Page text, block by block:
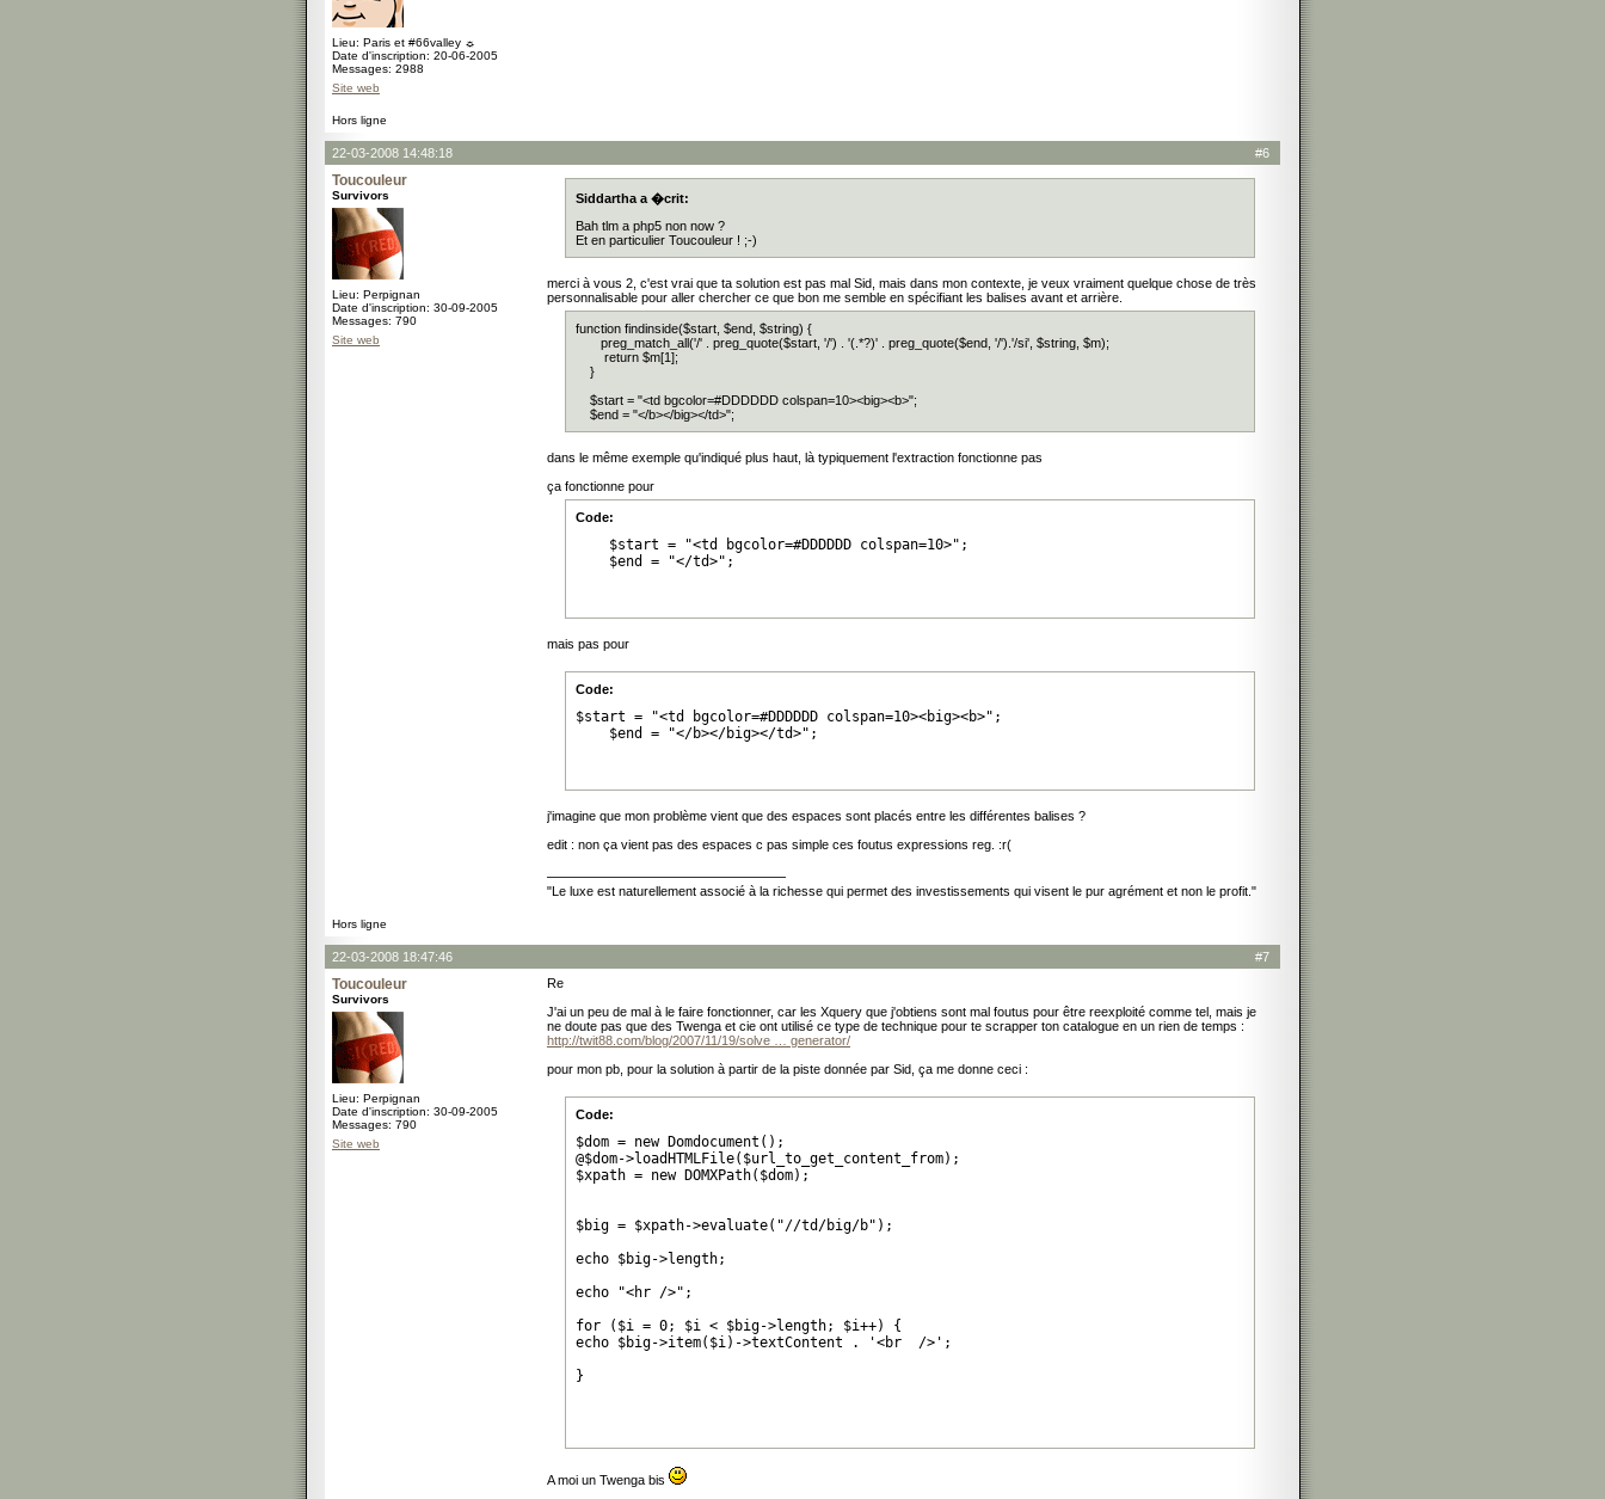
Lieu: Paris et #66valley ☼
Date d'inscription: 20-06-2005
Messages: 2988
Site web
Hors ligne
#6
22-03-2008 14:48:18
Toucouleur
Survivors
Lieu: Perpignan
Date d'inscription: 30-09-2005
Messages: 790
Site web
Siddartha a �crit:
Bah tlm a php5 non now ?
Et en particulier Toucouleur ! ;-)
merci à vous 2, c'est vrai que ta solution est pas mal Sid, mais dans mon contexte, je veux vraiment quelque chose de très
personnalisable pour aller chercher ce que bon me semble en spécifiant les balises avant et arrière.
function findinside($start, $end, $string) {
preg_match_all('/' . preg_quote($start, '/') . '(.*?)' . preg_quote($end, '/').'/si', $string, $m);
return $m[1];
}
$start = "<td bgcolor=#DDDDDD colspan=10><big><b>";
$end = "</b></big></td>";
dans le même exemple qu'indiqué plus haut, là typiquement l'extraction fonctionne pas
ça fonctionne pour
Code:
    $start = "<td bgcolor=#DDDDDD colspan=10>";
    $end = "</td>";
mais pas pour
Code:
$start = "<td bgcolor=#DDDDDD colspan=10><big><b>";
    $end = "</b></big></td>";
j'imagine que mon problème vient que des espaces sont placés entre les différentes balises ?
edit : non ça vient pas des espaces c pas simple ces foutus expressions reg. :r(
"Le luxe est naturellement associé à la richesse qui permet des investissements qui visent le pur agrément et non le profit."
Hors ligne
#7
22-03-2008 18:47:46
Toucouleur
Survivors
Lieu: Perpignan
Date d'inscription: 30-09-2005
Messages: 790
Site web
Re
J'ai un peu de mal à le faire fonctionner, car les Xquery que j'obtiens sont mal foutus pour être reexploité comme tel, mais je
ne doute pas que des Twenga et cie ont utilisé ce type de technique pour te scrapper ton catalogue en un rien de temps :
http://twit88.com/blog/2007/11/19/solve … generator/
pour mon pb, pour la solution à partir de la piste donnée par Sid, ça me donne ceci :
Code:
$dom = new Domdocument();
@$dom->loadHTMLFile($url_to_get_content_from);
$xpath = new DOMXPath($dom);
$big = $xpath->evaluate("//td/big/b");
echo $big->length;
echo "<hr />";
for ($i = 0; $i < $big->length; $i++) {
echo $big->item($i)->textContent . '<br  />';
}
A moi un Twenga bis